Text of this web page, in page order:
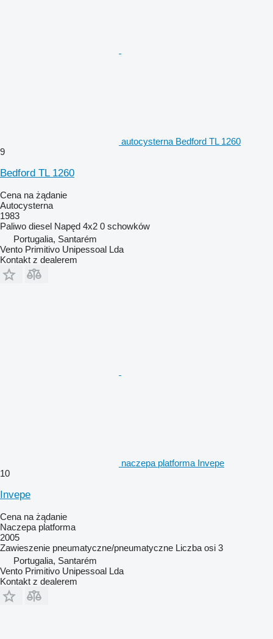
autocysterna Bedford TL 1260
9
Bedford TL 1260
Cena na żądanie
Autocysterna
1983
Paliwo diesel Napęd 4x2 0 schowków
Portugalia, Santarém
Vento Primitivo Unipessoal Lda
Kontakt z dealerem
naczepa platforma Invepe
10
Invepe
Cena na żądanie
Naczepa platforma
2005
Zawieszenie pneumatyczne/pneumatyczne Liczba osi 3
Portugalia, Santarém
Vento Primitivo Unipessoal Lda
Kontakt z dealerem